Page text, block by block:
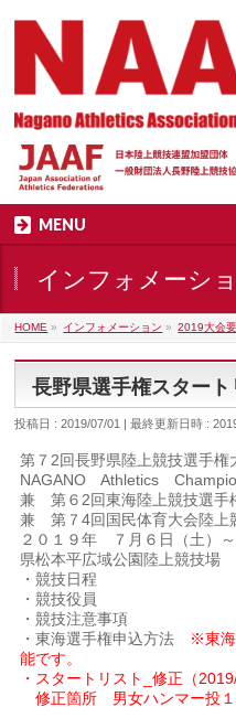
MENU
インフォメーシ
HOME » インフォメーション » 2019大会
長野県選手権スター
投稿日 : 2019/07/01 最終更新日時 :
第７2回長野県陸上競技選手権
NAGANO Athletics
兼 第６2回東海陸上競技選手
兼 第７4回国民体育大会陸上
２０１９年 ７月６日（土）～
県松本平広域公園陸上競技場
・競技日程
・競技役員
・競技注意事項
・東海選手権申込方法 ※東海
能です。
・スタートリスト_修正（
修正箇所 男女ハンマー投１